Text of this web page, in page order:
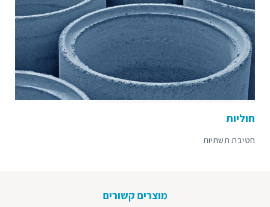
חוליות
חטיבת תשתיות
מוצרים קשורים